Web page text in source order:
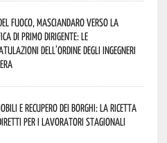
Fuoco, Masciandaro verso la
di Primo Dirigente: le
dell’Ordine degli Ingegneri
e recupero dei borghi: la ricetta
per i lavoratori stagionali